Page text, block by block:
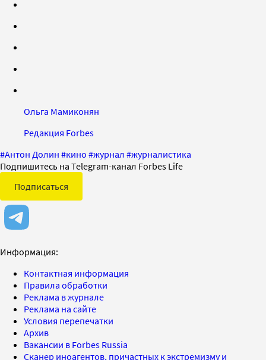
Ольга Мамиконян
Редакция Forbes
#Антон Долин #кино #журнал #журналистика
Подпишитесь на Telegram-канал Forbes Life
Подписаться
Информация:
Контактная информация
Правила обработки
Реклама в журнале
Реклама на сайте
Условия перепечатки
Архив
Вакансии в Forbes Russia
Сканер иноагентов, причастных к экстремизму и